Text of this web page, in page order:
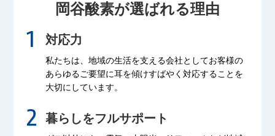
岡谷酸素が選ばれる理由
対応力
私たちは、地域の生活を支える会社としてお客様の
あらゆるご要望に耳を傾けすばやく対応することを
大切にしています。
暮らしをフルサポート